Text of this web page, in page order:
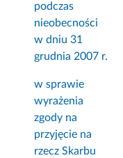
podczas
nieobecności
w dniu 31
grudnia 2007 r.
w sprawie
wyrażenia
zgody na
przyjęcie na
rzecz Skarbu